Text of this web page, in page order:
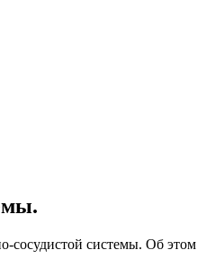
сосудистой системы. Об этом